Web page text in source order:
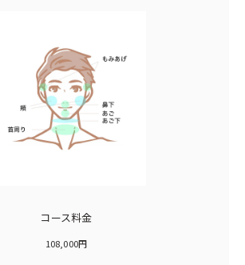
コース料金
108,000円